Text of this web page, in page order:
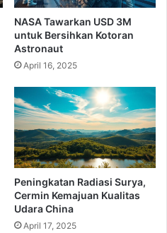
NASA Tawarkan USD 3M
untuk Bersihkan Kotoran
Astronaut
April 16, 2025
Peningkatan Radiasi Surya,
Cermin Kemajuan Kualitas
Udara China
April 17, 2025